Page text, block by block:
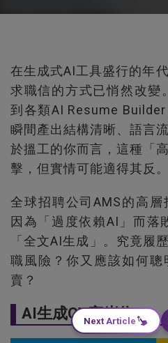
在生成式AI工具盛行的年
求職信的方式已悄然改變
到各類AI Resume
瞬間產出結構清晰、語言
於搵工的你而言，這種「
擊，但實情可能適得其反。
全球招聘公司AMS的高
因為「過度依賴AI」而落
「全文AI生成」。究竟履
職風險？你又應該如何聰
賣？
AI生成CV穿崩位
Next Article